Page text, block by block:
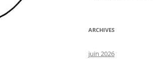
ARCHIVES
juin 2026